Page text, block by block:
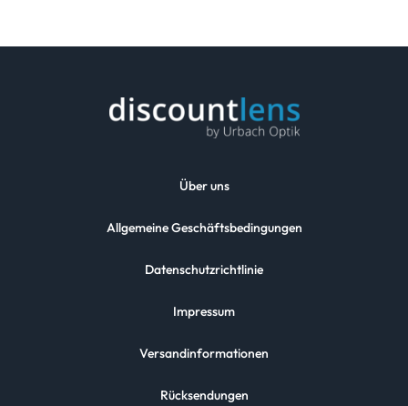
Über uns
Allgemeine Geschäftsbedingungen
Datenschutzrichtlinie
Impressum
Versandinformationen
Rücksendungen